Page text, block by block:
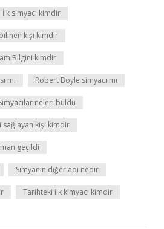
İlk simyacı kimdir
kişi kimdir
Bilgini kimdir
mı Robert Boyle simyacı mı
neleri buldu
sağlayan kişi kimdir
geçildi
Simyanın diğer adı nedir
Tarihteki ilk kimyacı kimdir